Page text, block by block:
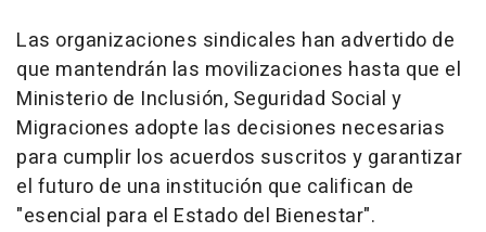
Las organizaciones sindicales han advertido de
que mantendrán las movilizaciones hasta que el
Ministerio de Inclusión, Seguridad Social y
Migraciones adopte las decisiones necesarias
para cumplir los acuerdos suscritos y garantizar
el futuro de una institución que califican de
"esencial para el Estado del Bienestar".